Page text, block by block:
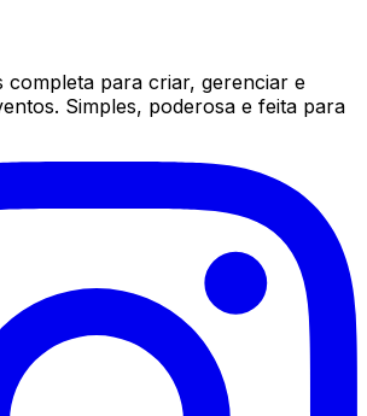
completa para criar, gerenciar e
Simples, poderosa e feita para